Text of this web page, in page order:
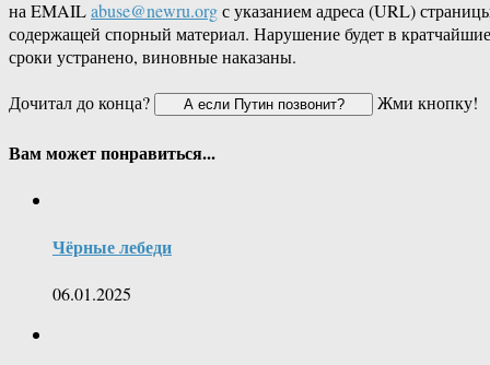
на EMAILabuse@newru.orgс указанием адреса (URL)
содержащей спорный материал. Нарушение будет в кратчайшие
сроки устранено, виновные наказаны.
Дочитал до конца?
Жми кнопку!
Вам может понравиться...
Чёрные лебеди
06.01.2025